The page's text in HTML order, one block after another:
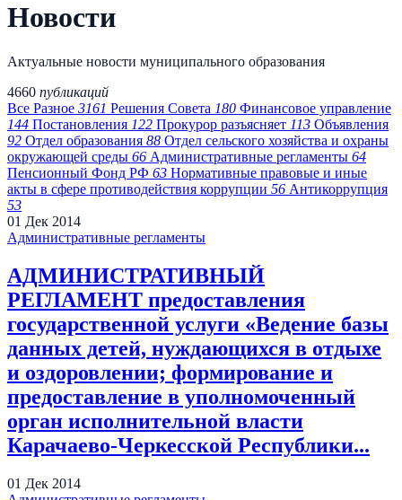
Новости
Актуальные новости муниципального образования
4660 публикаций
Все Разное 3161 Решения Совета 180 Финансовое управление
144 Постановления 122 Прокурор разъясняет 113 Объявления
92 Отдел образования 88 Отдел сельского хозяйства и охраны
окружающей среды 66 Административные регламенты 64
Пенсионный Фонд РФ 63 Нормативные правовые и иные
акты в сфере противодействия коррупции 56 Антикоррупция
53
01 Дек 2014
Административные регламенты
АДМИНИСТРАТИВНЫЙ
РЕГЛАМЕНТ предоставления
государственной услуги «Ведение базы
данных детей, нуждающихся в отдыхе
и оздоровлении; формирование и
предоставление в уполномоченный
орган исполнительной власти
Карачаево-Черкесской Республики...
01 Дек 2014